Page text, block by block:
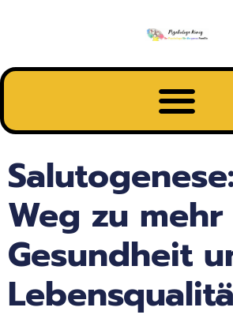
Weg zu mehr
Gesundheit